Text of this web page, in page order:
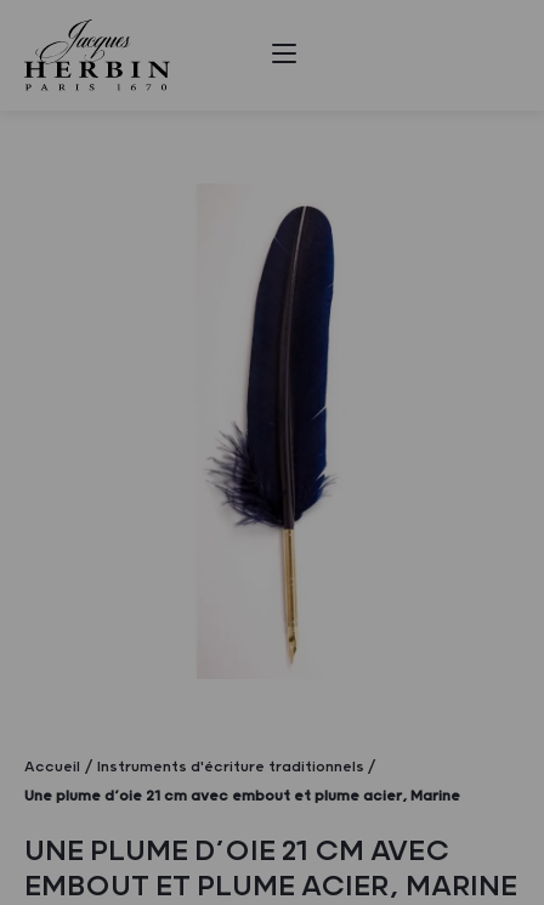
Accueil
Instruments d'écriture traditionnels
Une plume d’oie 21 cm avec embout et plume acier, Marine
UNE PLUME D’OIE 21 CM AVEC
EMBOUT ET PLUME ACIER, MARINE